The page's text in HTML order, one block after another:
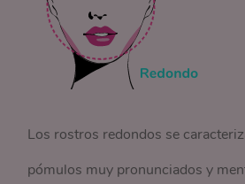
Los rostros redondos se
pómulos muy pronunciados y